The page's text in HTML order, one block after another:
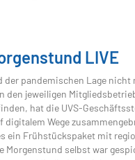
LIVE
der pandemischen Lage nicht
den jeweiligen
hat die UVS-
digitalem Wege
ein Frühstückspaket mit
Morgenstund selbst war